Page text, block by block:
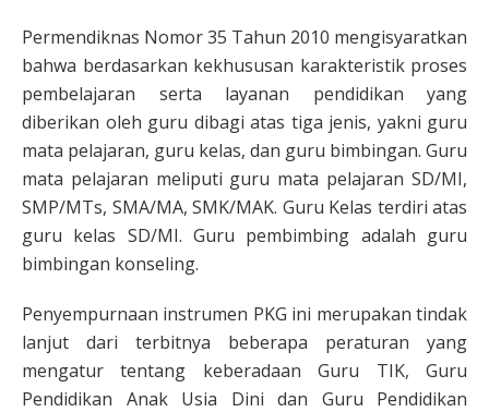
Permendiknas Nomor 35 Tahun 2010 mengisyaratkan
bahwa berdasarkan kekhususan karakteristik proses
pembelajaran serta layanan pendidikan yang
diberikan oleh guru dibagi atas tiga jenis, yakni guru
mata pelajaran, guru kelas, dan guru bimbingan. Guru
mata pelajaran meliputi guru mata pelajaran SD/MI,
SMP/MTs, SMA/MA, SMK/MAK. Guru Kelas terdiri atas
guru kelas SD/MI. Guru pembimbing adalah guru
bimbingan konseling.
Penyempurnaan instrumen PKG ini merupakan tindak
lanjut dari terbitnya beberapa peraturan yang
mengatur tentang keberadaan Guru TIK, Guru
Pendidikan Anak Usia Dini dan Guru Pendidikan